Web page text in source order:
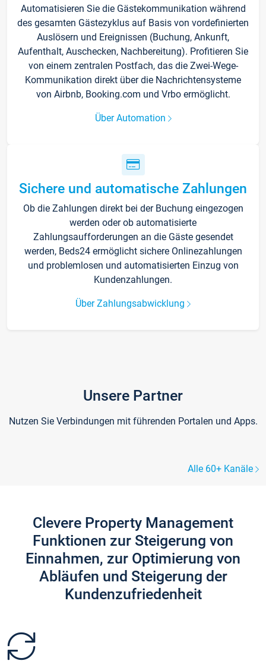
Automatisieren Sie die Gästekommunikation während
des gesamten Gästezyklus auf Basis von vordefinierten
Auslösern und Ereignissen (Buchung, Ankunft,
Aufenthalt, Auschecken, Nachbereitung). Profitieren Sie
von einem zentralen Postfach, das die Zwei-Wege-
Kommunikation direkt über die Nachrichtensysteme
von Airbnb, Booking.com und Vrbo ermöglicht.
Über Automation
Sichere und automatische Zahlungen
Ob die Zahlungen direkt bei der Buchung eingezogen
werden oder ob automatisierte
Zahlungsaufforderungen an die Gäste gesendet
werden, Beds24 ermöglicht sichere Onlinezahlungen
und problemlosen und automatisierten Einzug von
Kundenzahlungen.
Über Zahlungsabwicklung
Unsere Partner
Nutzen Sie Verbindungen mit führenden Portalen und Apps.
Alle 60+ Kanäle
Clevere Property Management
Funktionen zur Steigerung von
Einnahmen, zur Optimierung von
Abläufen und Steigerung der
Kundenzufriedenheit